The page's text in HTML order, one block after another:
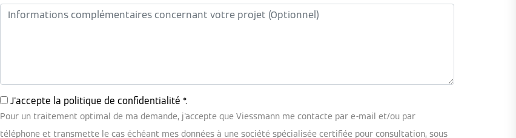
J'accepte la politique de confidentialité *.
Pour un traitement optimal de ma demande, j'accepte que Viessmann me contacte par e-mail et/ou par
téléphone et transmette le cas échéant mes données à une société spécialisée certifiée pour consultation, sous